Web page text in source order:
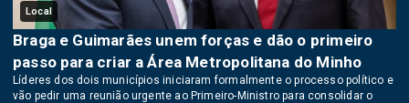
Local
Braga e Guimarães unem forças e dão o primeiro
passo para criar a Área Metropolitana do Minho
Líderes dos dois municípios iniciaram formalmente o processo político e
vão pedir uma reunião urgente ao Primeiro-Ministro para consolidar o